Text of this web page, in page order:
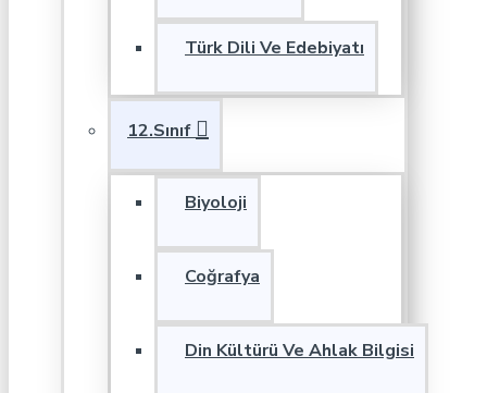
Türk Dili Ve Edebiyatı
12.Sınıf
Biyoloji
Coğrafya
Din Kültürü Ve Ahlak Bilgisi